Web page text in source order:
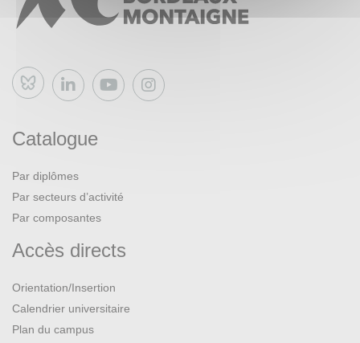
Bluesky
Catalogue
Par diplômes
Par secteurs d’activité
Par composantes
Accès directs
Orientation/Insertion
Calendrier universitaire
Plan du campus